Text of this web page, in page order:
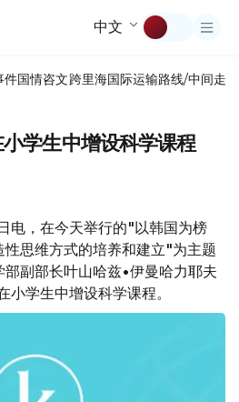
中文
件国情咨文跨里海国际运输路线/中间走廊
学生中增设科学课程
电，在今天举行的"以韩国为榜
思维方式的培养和建立"为主题
副部长叶山哈兹•伊曼哈力耶夫
学生中增设科学课程。